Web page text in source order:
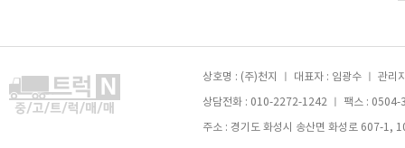
상호명 : (주)천지 ㅣ 대표자 : 임광수 ㅣ 관
상담전화 : 010-2272-1242 ㅣ 팩스 :
주소 : 경기도 화성시 송산면 화성로 607-